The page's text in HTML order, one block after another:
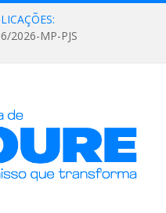
2026-MP-PJS